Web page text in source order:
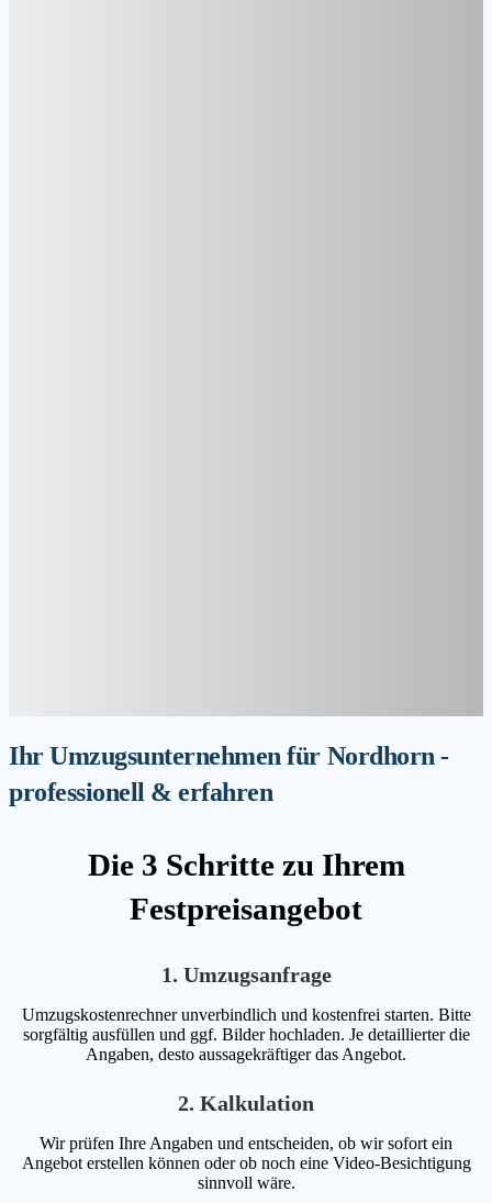
Ihr Umzugsunternehmen für Nordhorn -
professionell & erfahren
Die 3 Schritte zu Ihrem
Festpreisangebot
1. Umzugsanfrage
Umzugskostenrechner unverbindlich und kostenfrei starten. Bitte
sorgfältig ausfüllen und ggf. Bilder hochladen. Je detaillierter die
Angaben, desto aussagekräftiger das Angebot.
2. Kalkulation
Wir prüfen Ihre Angaben und entscheiden, ob wir sofort ein
Angebot erstellen können oder ob noch eine Video-Besichtigung
sinnvoll wäre.